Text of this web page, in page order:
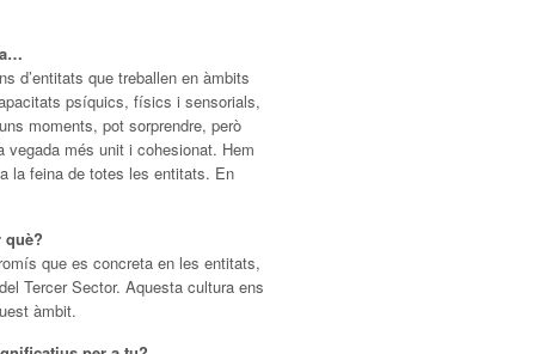
d’entitats que treballen en àmbits
psíquics, físics i sensorials,
moments, pot sorprendre, però
més unit i cohesionat. Hem
la feina de totes les entitats. En
què?
que es concreta en les entitats,
Tercer Sector. Aquesta cultura ens
àmbit.